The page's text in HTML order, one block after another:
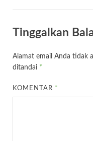
Tinggalkan
Alamat email Anda tidak
ditandai *
KOMENTAR *